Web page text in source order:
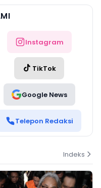
Instagram
TikTok
Google News
Telepon Redaksi
Indeks